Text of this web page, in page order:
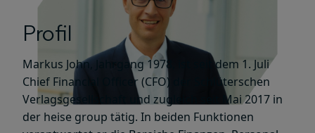
Profil
Markus John, Jahrgang 1978, ist seit dem 1. Juli
Chief Financial Officer (CFO) der Schlüterschen
Verlagsgesellschaft und zugleich seit Mai 2017 in
der heise group tätig. In beiden Funktionen